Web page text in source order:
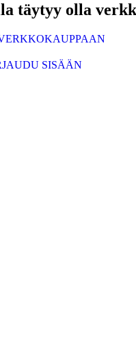
täytyy olla
SISÄÄN